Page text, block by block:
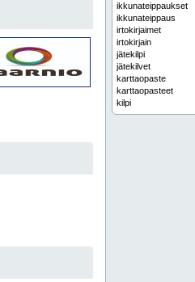
ikkunateippaukset
ikkunateippaus
irtokirjaimet
irtokirjain
jätekilpi
jätekilvet
karttaopaste
karttaopasteet
kilpi
kilpiä